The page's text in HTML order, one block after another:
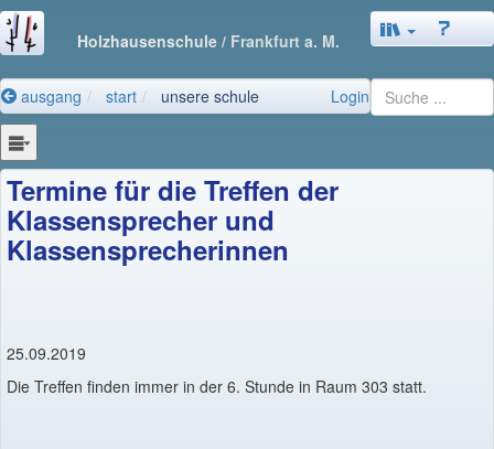
Holzhausenschule / Frankfurt a. M.
ausgang start unsere schule Login
Termine für die Treffen der
Klassensprecher und
Klassensprecherinnen
25.09.2019
Die Treffen finden immer in der 6. Stunde in Raum 303 statt.